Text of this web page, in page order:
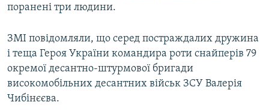
поранені три людини.
ЗМІ повідомляли, що серед постраждалих дружина
і теща Героя України командира роти снайперів 79
окремої десантно-штурмової бригади
високомобільних десантних військ ЗСУ Валерія
Чибінєєва.